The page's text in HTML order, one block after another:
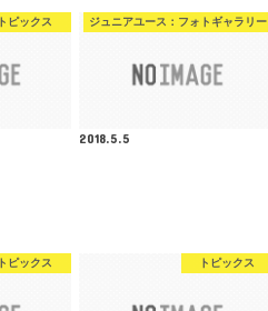
トピックス ジュニアユース：フォトギャラリー
2018.5.5
トピックス トピックス